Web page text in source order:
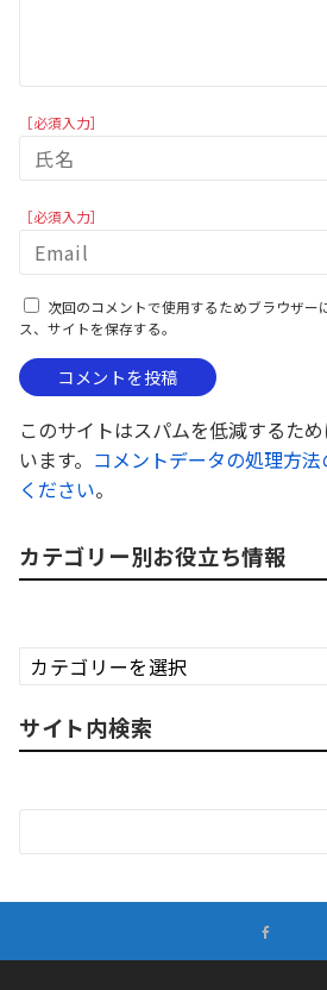
［必須入力］
［必須入力］
次回のコメントで使用するためブラウザー
ス、サイトを保存する。
このサイトはスパムを低減するた
います。 コメントデータの処理方
ください。
カテゴリー別お役立ち情報
カ
テ
リ
ー
お
立
サイト内検索